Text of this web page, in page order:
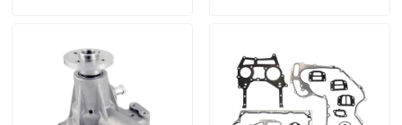
Ürünler
Hakkımızda